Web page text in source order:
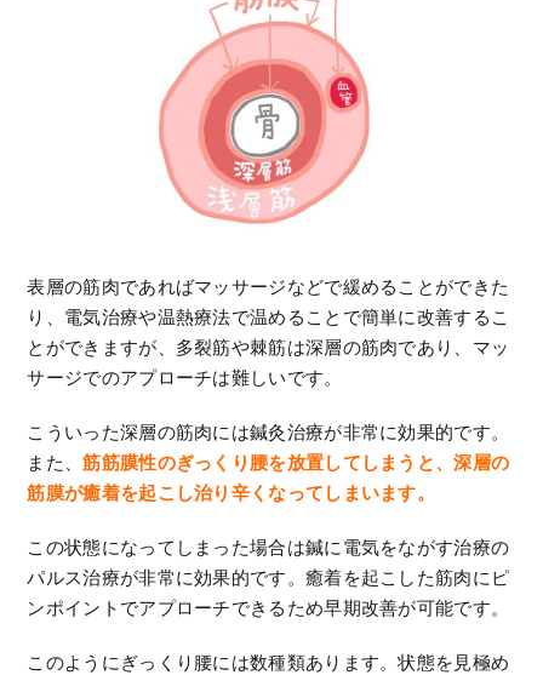
表層の筋肉であればマッサージなどで緩めることができた
り、電気治療や温熱療法で温めることで簡単に改善するこ
とができますが、多裂筋や棘筋は深層の筋肉であり、マッ
サージでのアプローチは難しいです。
こういった深層の筋肉には鍼灸治療が非常に効果的です。
また、筋筋膜性のぎっくり腰を放置してしまうと、深層の
筋膜が癒着を起こし治り辛くなってしまいます。
この状態になってしまった場合は鍼に電気をながす治療の
パルス治療が非常に効果的です。癒着を起こした筋肉にピ
ンポイントでアプローチできるため早期改善が可能です。
このようにぎっくり腰には数種類あります。状態を見極め